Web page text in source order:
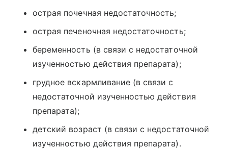
острая почечная недостаточность;
острая печеночная недостаточность;
беременность (в связи с недостаточной
изученностью действия препарата);
грудное вскармливание (в связи с
недостаточной изученностью действия
препарата);
детский возраст (в связи с недостаточной
изученностью действия препарата).